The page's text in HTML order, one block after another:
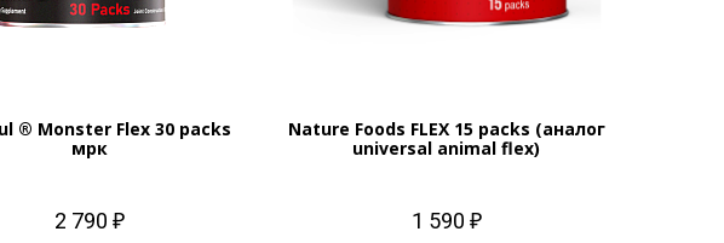
® Monster Flex 30 packs
мрк
2 790 ₽
Nature Foods FLEX 15 packs (аналог
universal animal flex)
1 590 ₽